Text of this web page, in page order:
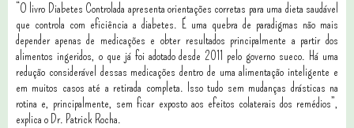
“O livro Diabetes Controlada apresenta orientações corretas para uma dieta saudável
que controla com eficiência a diabetes. É uma quebra de paradigmas não mais
depender apenas de medicações e obter resultados principalmente a partir dos
alimentos ingeridos, o que já foi adotado desde 2011 pelo governo sueco. Há uma
redução considerável dessas medicações dentro de uma alimentação inteligente e
em muitos casos até a retirada completa. Isso tudo sem mudanças drásticas na
rotina e, principalmente, sem ficar exposto aos efeitos colaterais dos remédios”,
explica o Dr. Patrick Rocha.